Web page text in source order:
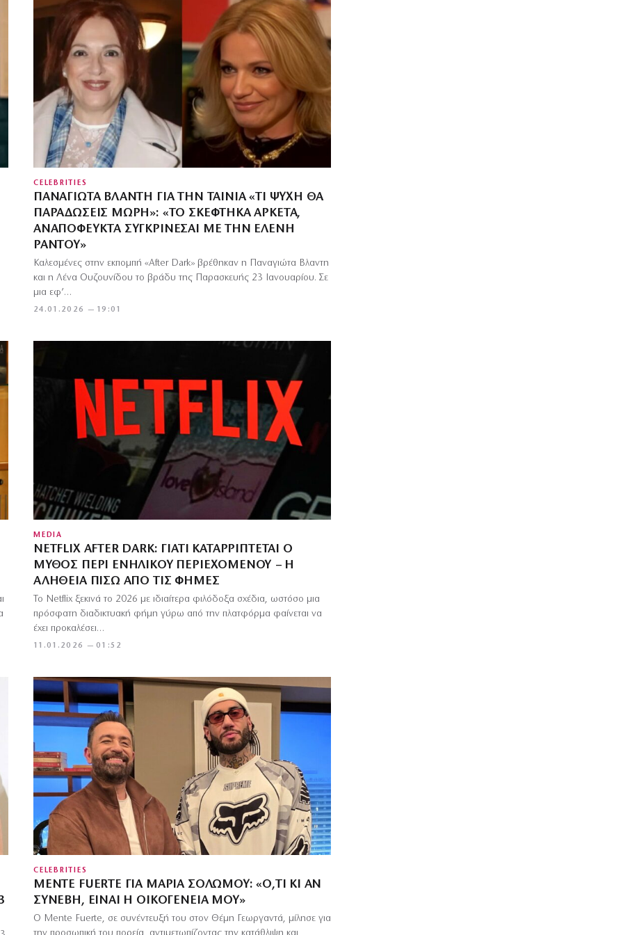
CELEBRITIES
ΠΑΝΑΓΙΏΤΑ ΒΛΑΝΤΉ ΓΙΑ ΤΗΝ ΤΑΙΝΊΑ «ΤΙ ΨΥΧΉ ΘΑ
ΠΑΡΑΔΏΣΕΙΣ ΜΩΡΉ»: «ΤΟ ΣΚΈΦΤΗΚΑ ΑΡΚΕΤΆ,
ΑΝΑΠΌΦΕΥΚΤΑ ΣΥΓΚΡΊΝΕΣΑΙ ΜΕ ΤΗΝ ΕΛΈΝΗ
ΡΆΝΤΟΥ»
24.01.2026 — 19:01
Καλεσμένες στην εκπομπή «After Dark» βρέθηκαν η Παναγιώτα Βλαντη
και η Λένα Ουζουνίδου το βράδυ της Παρασκευής 23 Ιανουαρίου. Σε
μια εφ’…
MEDIA
NETFLIX AFTER DARK: ΓΙΑΤΊ ΚΑΤΑΡΡΊΠΤΕΤΑΙ Ο
ΜΎΘΟΣ ΠΕΡΊ ΕΝΉΛΙΚΟΥ ΠΕΡΙΕΧΟΜΈΝΟΥ – Η
ΑΛΉΘΕΙΑ ΠΊΣΩ ΑΠΌ ΤΙΣ ΦΉΜΕΣ
11.01.2026 — 01:52
Το Netflix ξεκινά το 2026 με ιδιαίτερα φιλόδοξα σχέδια, ωστόσο μια
πρόσφατη διαδικτυακή φήμη γύρω από την πλατφόρμα φαίνεται να
έχει προκαλέσει…
CELEBRITIES
MENTE FUERTE ΓΙΑ ΜΑΡΊΑ ΣΟΛΩΜΟΎ: «Ό,ΤΙ ΚΙ ΑΝ
ΣΥΝΈΒΗ, ΕΊΝΑΙ Η ΟΙΚΟΓΈΝΕΙΆ ΜΟΥ»
Ο Mente Fuerte, σε συνέντευξή του στον Θέμη Γεωργαντά, μίλησε για